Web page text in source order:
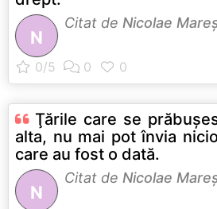
N
Citat de Nicolae
Ţările care se
alta, nu mai pot învia
care au fost o dată.
N
Citat de Nicolae